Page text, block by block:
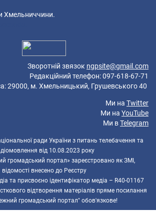
Хмельниччини.
Зворотній звязок ngpsite@gmail.com
Редакційний телефон: 097-618-67-71
м. Хмельницький, Грушевського 40
Ми на Twitter
Ми на YouTube
Ми вTelegram
ради України з питань телебачення та
від 10.08.2023 року
громадський портал» зареєстровано як ЗМІ,
відомості внесено до Реєстру
та присвоєно ідентифікатор медіа – R40-01167
відтворення матеріалів пряме посилання
громадський портал" обов'язкове!